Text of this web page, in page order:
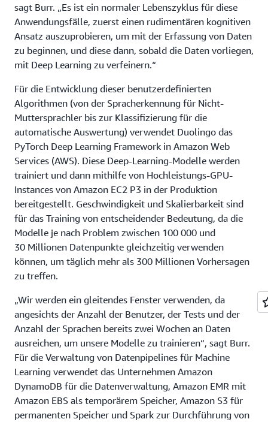
sagt Burr. „Es ist ein normaler Lebenszyklus für diese
Anwendungsfälle, zuerst einen rudimentären kognitiven
Ansatz auszuprobieren, um mit der Erfassung von Daten
zu beginnen, und diese dann, sobald die Daten vorliegen,
mit Deep Learning zu verfeinern.“
Für die Entwicklung dieser benutzerdefinierten
Algorithmen (von der Spracherkennung für Nicht-
Muttersprachler bis zur Klassifizierung für die
automatische Auswertung) verwendet Duolingo das
PyTorch Deep Learning Framework in Amazon Web
Services (AWS). Diese Deep-Learning-Modelle werden
trainiert und dann mithilfe von Hochleistungs-GPU-
Instances von Amazon EC2 P3 in der Produktion
bereitgestellt. Geschwindigkeit und Skalierbarkeit sind
für das Training von entscheidender Bedeutung, da die
Modelle je nach Problem zwischen 100 000 und
30 Millionen Datenpunkte gleichzeitig verwenden
können, um täglich mehr als 300 Millionen Vorhersagen
zu treffen.
„Wir werden ein gleitendes Fenster verwenden, da
angesichts der Anzahl der Benutzer, der Tests und der
Anzahl der Sprachen bereits zwei Wochen an Daten
ausreichen, um unsere Modelle zu trainieren“, sagt Burr.
Für die Verwaltung von Datenpipelines für Machine
Learning verwendet das Unternehmen Amazon
DynamoDB für die Datenverwaltung, Amazon EMR mit
Amazon EBS als temporärem Speicher, Amazon S3 für
permanenten Speicher und Spark zur Durchführung von